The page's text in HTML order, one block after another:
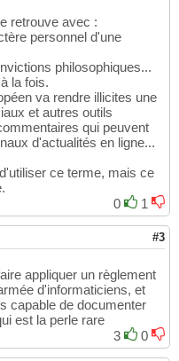
retrouve avec :
personnel d'une
philosophiques...
la fois.
va rendre illicites une
et autres outils
qui peuvent
d'actualités en ligne...
ce terme, mais ce
0
1
#3
appliquer un règlement
d'informaticiens, et
capable de documenter
est la perle rare
3
0